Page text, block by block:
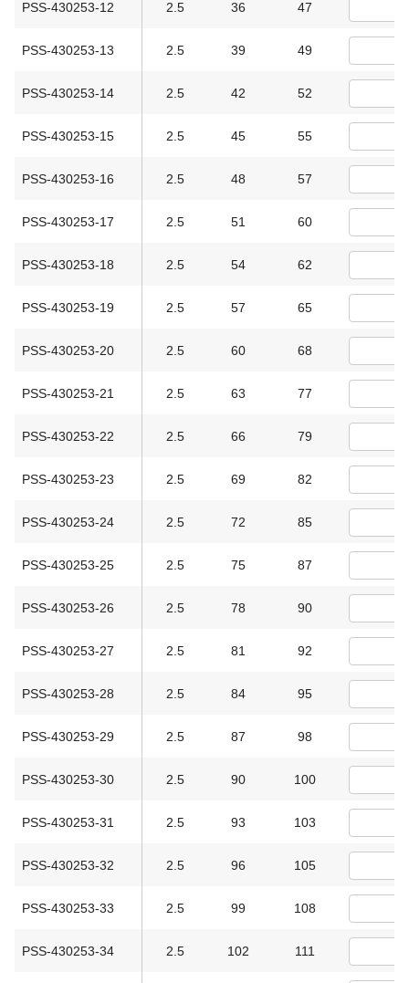
PSS-430253-12 2.5 36 47
PSS-430253-13 2.5 39 49
PSS-430253-14 2.5 42 52
PSS-430253-15 2.5 45 55
PSS-430253-16 2.5 48 57
PSS-430253-17 2.5 51 60
PSS-430253-18 2.5 54 62
PSS-430253-19 2.5 57 65
PSS-430253-20 2.5 60 68
PSS-430253-21 2.5 63 77
PSS-430253-22 2.5 66 79
PSS-430253-23 2.5 69 82
PSS-430253-24 2.5 72 85
PSS-430253-25 2.5 75 87
PSS-430253-26 2.5 78 90
PSS-430253-27 2.5 81 92
PSS-430253-28 2.5 84 95
PSS-430253-29 2.5 87 98
PSS-430253-30 2.5 90 100
PSS-430253-31 2.5 93 103
PSS-430253-32 2.5 96 105
PSS-430253-33 2.5 99 108
PSS-430253-34 2.5 102 111